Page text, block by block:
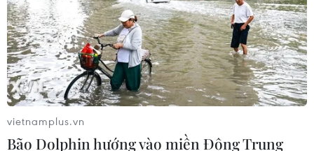
vietnamplus.vn
Bão Dolphin hướng vào miền Đông Trung